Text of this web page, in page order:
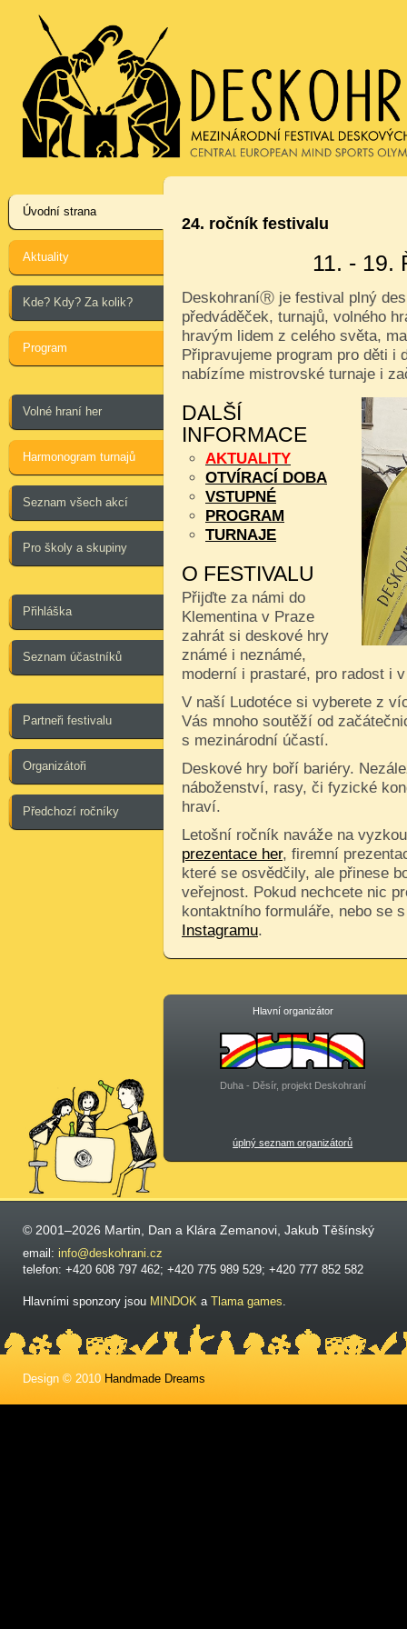
Úvodní strana
Aktuality
Kde? Kdy? Za kolik?
Program
Volné hraní her
Harmonogram turnajů
Seznam všech akcí
Pro školy a skupiny
Přihláška
Seznam účastníků
Partneři festivalu
Organizátoři
Předchozí ročníky
24. ročník festivalu
11. - 19.
DeskohraníⓇ je festival plný
předváděček, turnajů, volného
hravým lidem z celého světa,
Připravujeme program pro děti i
nabízíme mistrovské turnaje i
DALŠÍ
INFORMACE
AKTUALITY
OTVÍRACÍ DOBA
VSTUPNÉ
PROGRAM
TURNAJE
O FESTIVALU
Přijďte za námi do
Klementina v Praze
zahrát si deskové hry
známé i neznámé,
moderní i prastaré, pro radost i
V naší Ludotéce si vyberete z
Vás mnoho soutěží od
s mezinárodní účastí.
Deskové hry boří bariéry.
náboženství, rasy, či fyzické
hraví.
Letošní ročník naváže na
prezentace her, firemní
které se osvědčily, ale přinese
veřejnost. Pokud nechcete nic
kontaktního formuláře, nebo se
Instagramu.
Hlavní organizátor
Duha - Děsír, projekt Deskohraní
úplný seznam organizátorů
© 2001–2026 Martin, Dan a Klára Zemanovi, Jakub Těšínský
email: info@deskohrani.cz
telefon: +420 608 797 462; +420 775 989 529; +420 777 852 582
Hlavními sponzory jsou MINDOK a Tlama games.
Design © 2010 Handmade Dreams